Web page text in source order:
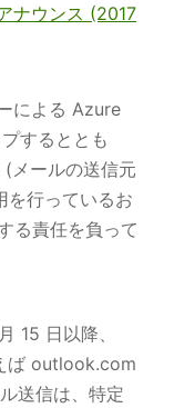
ナウンス (2017
による Azure
するととも
メールの送信元
を行っているお
る責任を負って
15 日以降、
ば outlook.com
送信は、特定